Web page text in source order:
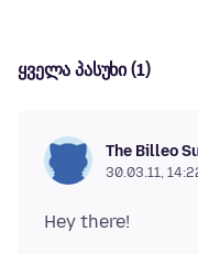
ყველა პასუხი (1)
The Billeo
30.03.11,